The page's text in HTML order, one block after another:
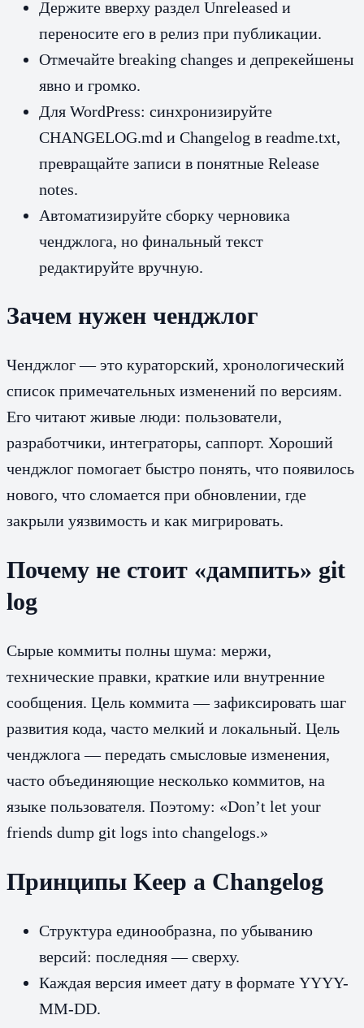
Держите вверху раздел Unreleased и
переносите его в релиз при публикации.
Отмечайте breaking changes и депрекейшены
явно и громко.
Для WordPress: синхронизируйте
CHANGELOG.md и Changelog в readme.txt,
превращайте записи в понятные Release
notes.
Автоматизируйте сборку черновика
ченджлога, но финальный текст
редактируйте вручную.
Зачем нужен ченджлог
Ченджлог — это кураторский, хронологический
список примечательных изменений по версиям.
Его читают живые люди: пользователи,
разработчики, интеграторы, саппорт. Хороший
ченджлог помогает быстро понять, что появилось
нового, что сломается при обновлении, где
закрыли уязвимость и как мигрировать.
Почему не стоит «дампить» git
log
Сырые коммиты полны шума: мержи,
технические правки, краткие или внутренние
сообщения. Цель коммита — зафиксировать шаг
развития кода, часто мелкий и локальный. Цель
ченджлога — передать смысловые изменения,
часто объединяющие несколько коммитов, на
языке пользователя. Поэтому: «Don’t let your
friends dump git logs into changelogs.»
Принципы Keep a Changelog
Структура единообразна, по убыванию
версий: последняя — сверху.
Каждая версия имеет дату в формате YYYY-
MM-DD.